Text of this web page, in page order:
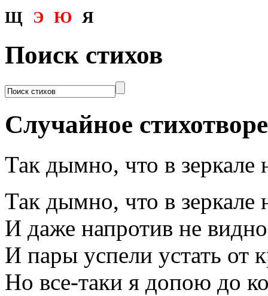
Щ Э Ю Я
Поиск стихов
Случайное
Так дымно, что в зеркале
Так дымно, что в зеркале
И даже напротив не
И пары успели устать от
Но все-таки я допою до